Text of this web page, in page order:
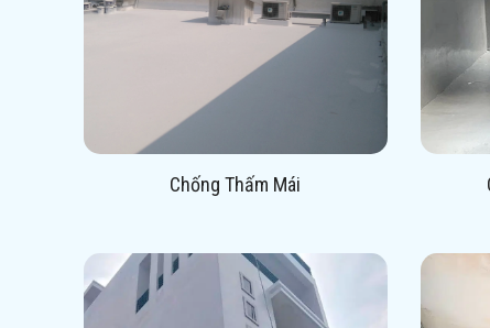
Chống Thấm Mái